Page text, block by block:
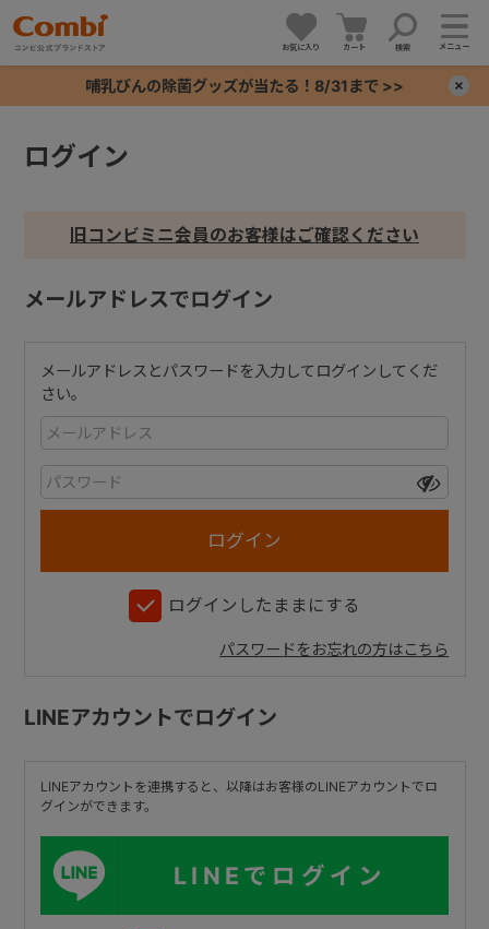
お気に入り カート 検索 メニュー
哺乳びんの除菌グッズが当たる！8/31まで >>
ログイン
旧コンビミニ会員のお客様はご確認ください
メールアドレスでログイン
メールアドレスとパスワードを入力してログインしてくだ
さい。
ログインしたままにする
パスワードをお忘れの方はこちら
LINEアカウントでログイン
LINEアカウントを連携すると、以降はお客様のLINEアカウントでロ
グインができます。
LINEでログイン